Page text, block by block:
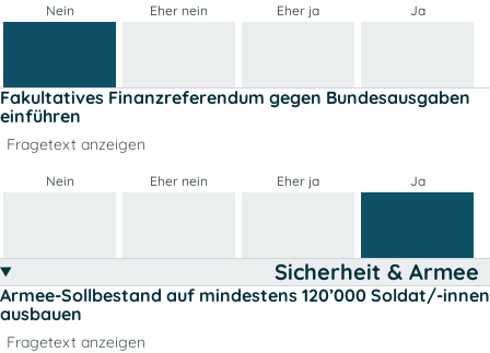
Nein Eher nein Eher ja Ja
Fakultatives Finanzreferendum gegen Bundesausgaben
einführen
Fragetext anzeigen
Nein Eher nein Eher ja Ja
Sicherheit & Armee
Armee-Sollbestand auf mindestens 120’000 Soldat/-innen
ausbauen
Fragetext anzeigen